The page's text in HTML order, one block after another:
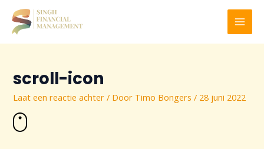
naar
inhoud
scroll-icon
Laat een reactie achter / Door Timo Bongers/ 28 juni 2022